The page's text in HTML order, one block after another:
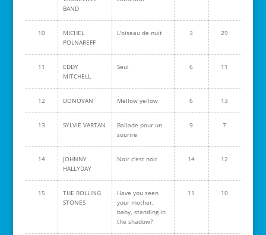
BAND
10
MICHEL
POLNAREFF
L'oiseau de nuit 3 29
11
EDDY
MITCHELL
Seul 6 11
12 DONOVAN Mellow yellow 6 13
13 SYLVIE VARTAN
Ballade pour un
sourire
9 7
14
JOHNNY
HALLYDAY
Noir c'est noir 14 12
15
THE ROLLING
STONES
Have you seen
your mother,
baby, standing in
the shadow?
11 10